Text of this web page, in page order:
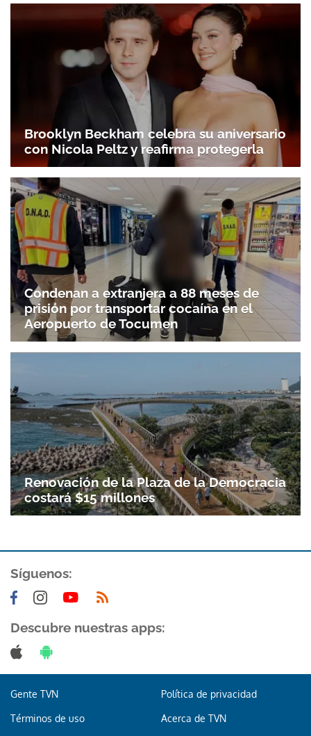
Gracias por suscribirte a nuestro boletín.
Brooklyn Beckham celebra su aniversario
con Nicola Peltz y reafirma protegerla
Condenan a extranjera a 88 meses de
prisión por transportar cocaína en el
Aeropuerto de Tocumen
Renovación de la Plaza de la Democracia
costará $15 millones
Síguenos:
Descubre nuestras apps:
Gente TVN Política de privacidad
Términos de uso Acerca de TVN